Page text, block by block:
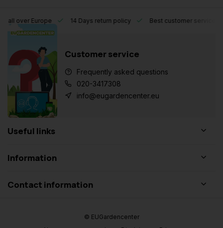
Europe 14 Days return policy Best customer service
Customer service
Frequently asked questions
020-3417308
info@eugardencenter.eu
Useful links
Information
Contact information
© EUGardencenter